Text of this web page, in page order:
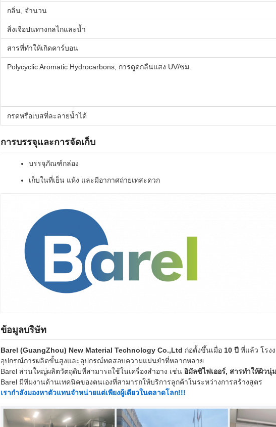
กลิ่น, จำนวน
สิ่งเจือปนทางกลไกและน้ำ
สารที่ทำให้เกิดคาร์บอน
Polycyclic Aromatic Hydrocarbons, การดูดกลืนแสง UV/ซม.
กรดหรือเบสที่ละลายน้ำได้
การบรรจุและการจัดเก็บ
บรรจุภัณฑ์กล่อง
เก็บในที่เย็น แห้ง และมีอากาศถ่ายเทสะดวก
ข้อมูลบริษัท
Barel (GuangZhou) New Material Technology Co.,Ltd ก่อตั้งขึ้นเมื่อ 10 ปี ที่แล้ว โรง
อุปกรณ์การผลิตขั้นสูงและอุปกรณ์ทดสอบความแม่นยำที่หลากหลาย
Barel ส่วนใหญ่ผลิตวัตถุดิบที่สามารถใช้ในเครื่องสำอาง เช่น อิมัลซิไฟเออร์, สารทำให้ผิว
Barel มีทีมงานด้านเทคนิคของตนเองที่สามารถให้บริการลูกค้าในระหว่างการสร้างสูตร
เรากำลังมองหาตัวแทนจำหน่ายแต่เพียงผู้เดียวในตลาดโลก!!!